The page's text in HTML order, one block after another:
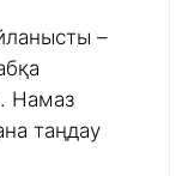
–
Намаз
таңдау